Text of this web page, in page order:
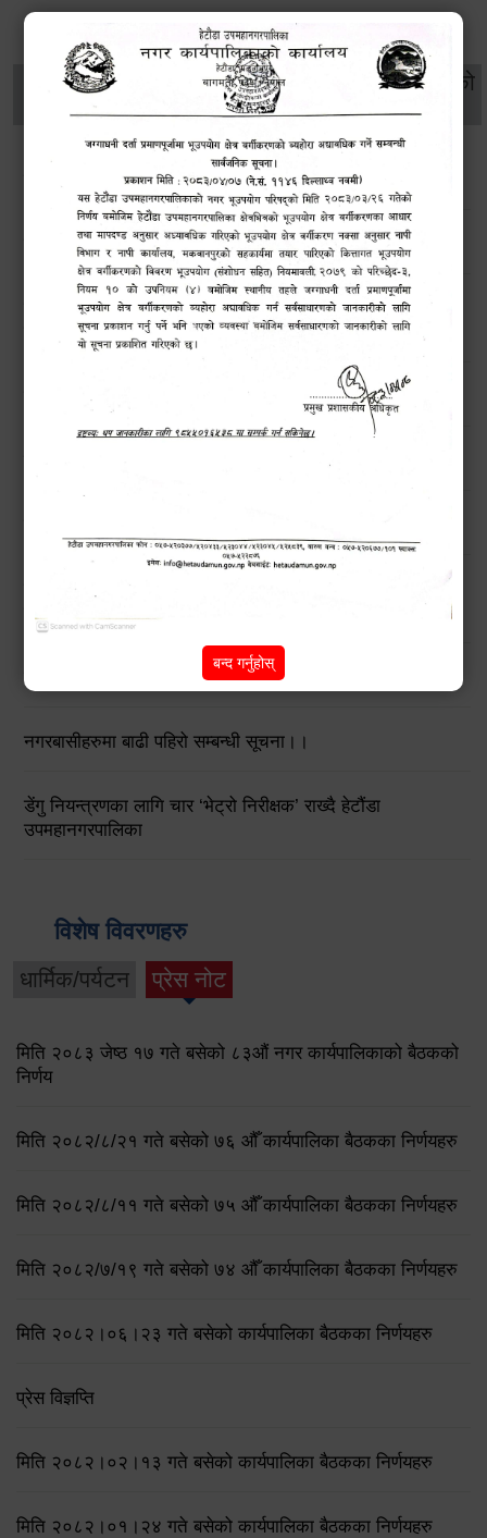
थप विवरणहरु
सामाजिक सुरक्षा तथा
व्यक्तिगत घटना दर्ता
महिला
विकास
वातावरण
सूचनाको
सडक किनारमा फुलेका फूलले बढायो हेटौंडाको सौन्दर्य
उपमहानगर परिसरमा साता व्यापी सरसफाई अभियान सम्पन्न
खोला तथा किनारमा सवारी साधन धुन निषेध गरिएको अत्यन्त जरूरी
हेटौंडा उपमहानगरपालिकाको विपद् व्यवस्थापनरणनीतिक कार्ययोजना
बिन प्रयोगकर्ताहरुको लागि तालिम कार्यक्रम सम्बन्धी सार्वजनिक
सूचना !!
हेटौंडाका चराहरु (Birds of Hetauda)
नगरबासीहरुमा बाढी पहिरो सम्बन्धी सूचना।।
डेंगु नियन्त्रणका लागि चार ‘भेट्रो निरीक्षक’ राख्दै हेटौंडा
उपमहानगरपालिका
विशेष विवरणहरु
धार्मिक/पर्यटन प्रेस नोट
मिति २०८३ जेष्ठ १७ गते बसेको ८३औं नगर कार्यपालिकाको बैठकको
निर्णय
मिति २०८२/८/२१ गते बसेको ७६ औँ कार्यपालिका बैठकका निर्णयहरु
मिति २०८२/८/११ गते बसेको ७५ औँ कार्यपालिका बैठकका निर्णयहरु
मिति २०८२/७/१९ गते बसेको ७४ औँ कार्यपालिका बैठकका निर्णयहरु
मिति २०८२।०६।२३ गते बसेको कार्यपालिका बैठकका निर्णयहरु
प्रेस विज्ञप्ति
मिति २०८२।०२।१३ गते बसेको कार्यपालिका बैठकका निर्णयहरु
मिति २०८२।०१।२४ गते बसेको कार्यपालिका बैठकका निर्णयहरु
बन्द गर्नुहोस्